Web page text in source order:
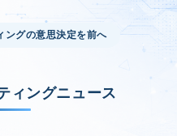
ングの意思決定を前へ
ィングニュース